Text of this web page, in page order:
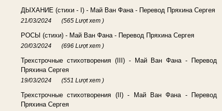
ДЫХАНИЕ (стихи - I) - Май Ван Фана - Перевод Пряхина Сергея
21/03/2024 (565 Lượt xem )
РОСЫ (стихи) - Май Ван Фана - Перевод Пряхина Сергея
20/03/2024 (696 Lượt xem )
Трехстрочные стихотворения (III) - Май Ван Фана - Перевод
Пряхина Сергея
19/03/2024 (551 Lượt xem )
Трехстрочные стихотворения (II) - Май Ван Фана - Перевод
Пряхина Сергея